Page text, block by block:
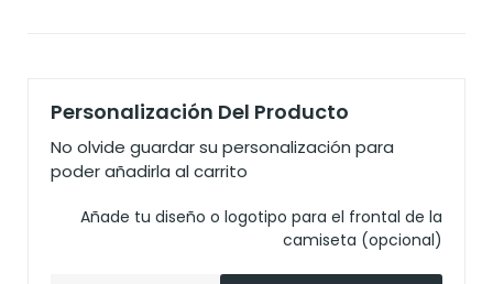
Personalización Del Producto
No olvide guardar su personalización para
poder añadirla al carrito
Añade tu diseño o logotipo para el frontal de la
camiseta (opcional)